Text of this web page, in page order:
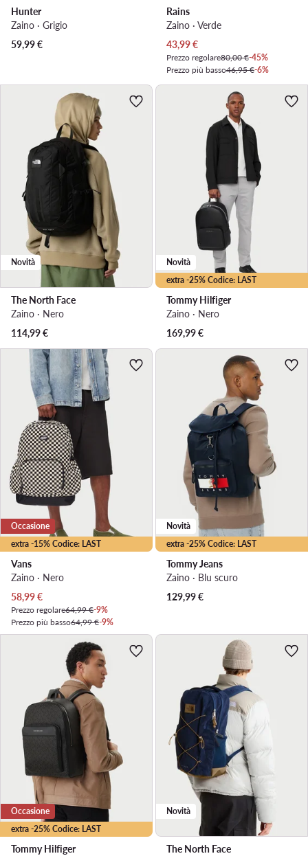
Hunter
Zaino · Grigio
59,99€
Rains
Zaino · Verde
Prezzo attuale
43,99€
Prezzo regolare80,00 €-45%
Prezzo più basso46,95 €-6%
Novità
The North Face
Zaino · Nero
114,99€
extra -25% Codice: LAST
Novità
Tommy Hilfiger
Zaino · Nero
169,99€
extra -15% Codice: LAST
Occasione
Vans
Zaino · Nero
Prezzo attuale
58,99€
Prezzo regolare64,99 €-9%
Prezzo più basso64,99 €-9%
extra -25% Codice: LAST
Novità
Tommy Jeans
Zaino · Blu scuro
129,99€
extra -25% Codice: LAST
Occasione
Tommy Hilfiger
Novità
The North Face